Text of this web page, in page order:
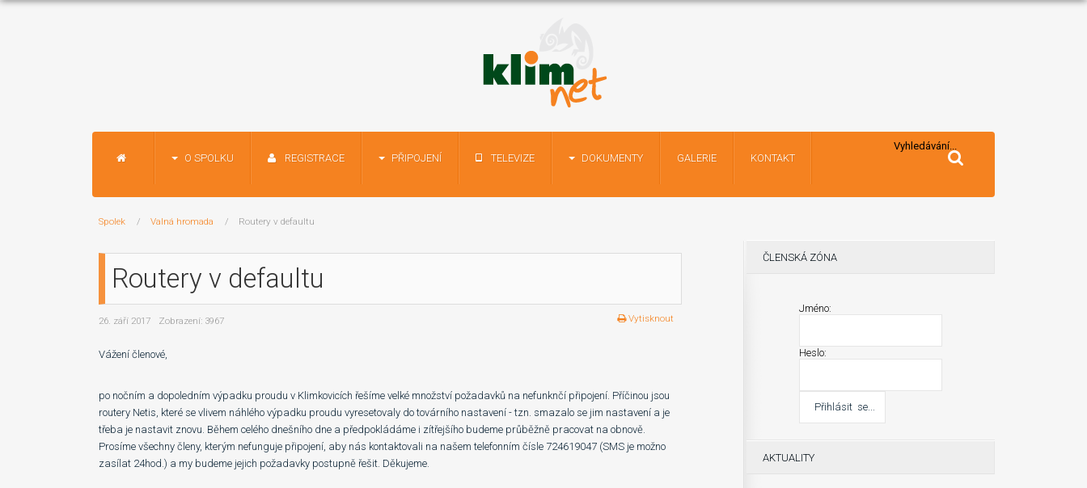
O SPOLKU REGISTRACE PŘIPOJENÍ TELEVIZE DOKUMENTY GALERIE KONTAKT
Vyhledávání...
Spolek Valná hromada Routery v defaultu
Routery v defaultu
26. září 2017 Zobrazení: 3967 Vytisknout
Vážení členové,
po nočním a dopoledním výpadku proudu v Klimkovicích řešíme velké množství požadavků na nefunknčí připojení. Příčinou jsou
routery Netis, které se vlivem náhlého výpadku proudu vyresetovaly do továrního nastavení - tzn. smazalo se jim nastavení a je
třeba je nastavit znovu. Během celého dnešního dne a předpokládáme i zítřejšího budeme průběžně pracovat na obnově.
Prosíme všechny členy, kterým nefunguje připojení, aby nás kontaktovali na našem telefonním čísle 724619047 (SMS je možno
zasílat 24hod.) a my budeme jejich požadavky postupně řešit. Děkujeme.
ČLENSKÁ ZÓNA
Jméno:
Heslo:
AKTUALITY